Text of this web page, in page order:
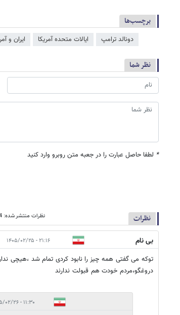
برچسب‌ها
دونالد ترامپ ایالات متحده آمریکا ایران و
نظر شما
* لطفا حاصل عبارت را در جعبه متن روبرو وارد کنید
نظرات نظرات منتشر شده: 14
بی نام ۲۱:۱۶ - ۱۴۰۵/۰۲/۲۵
توکه می گفتی همه چیز را نابود کردی تمام شد ،هیچی
دروغگو،مردم خودت هم قبولت ندارند
۱۱:۳۰ - ۱۴۰۵/۰۲/۲۶